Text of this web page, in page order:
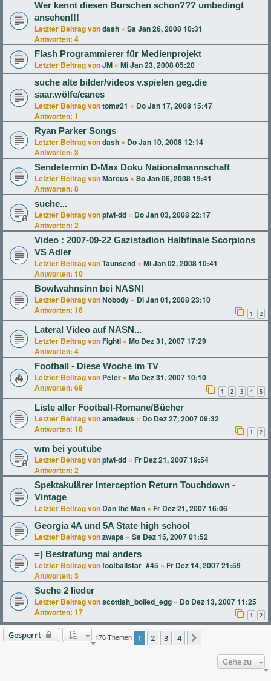
Wer kennt diesen Burschen schon??? umbedingt
ansehen!!!
Letzter Beitrag vondash « Sa Jan 26, 2008 10:31
Antworten: 4
Flash Programmierer für Medienprojekt
Letzter Beitrag vonJM « Mi Jan 23, 2008 05:20
suche alte bilder/videos v.spielen geg.die
saar.wölfe/canes
Letzter Beitrag vontom#21 « Do Jan 17, 2008 15:47
Antworten: 1
Ryan Parker Songs
Letzter Beitrag vondash « Do Jan 10, 2008 12:14
Antworten: 3
Sendetermin D-Max Doku Nationalmannschaft
Letzter Beitrag vonMarcus « So Jan 06, 2008 19:41
Antworten: 8
suche...
Letzter Beitrag vonpiwi-dd « Do Jan 03, 2008 22:17
Antworten: 2
Video : 2007-09-22 Gazistadion Halbfinale Scorpions
VS Adler
Letzter Beitrag vonTaunsend « Mi Jan 02, 2008 10:41
Antworten: 10
Bowlwahnsinn bei NASN!
Letzter Beitrag vonNobody « Di Jan 01, 2008 23:10
Antworten: 16 1 2
Lateral Video auf NASN...
Letzter Beitrag von Fighti « Mo Dez 31, 2007 17:29
Antworten: 4
Football - Diese Woche im TV
Letzter Beitrag von Peter « Mo Dez 31, 2007 10:10
Antworten: 69 1 2 3 4 5
Liste aller Football-Romane/Bücher
Letzter Beitrag vonamadeus « Do Dez 27, 2007 09:32
Antworten: 18 1 2
wm bei youtube
Letzter Beitrag vonpiwi-dd « Fr Dez 21, 2007 19:54
Antworten: 2
Spektakulärer Interception Return Touchdown -
Vintage
Letzter Beitrag von Dan the Man « Fr Dez 21, 2007 16:06
Georgia 4A und 5A State high school
Letzter Beitrag vonzwaps « Sa Dez 15, 2007 01:52
=) Bestrafung mal anders
Letzter Beitrag vonfootballstar_#45 « Fr Dez 14, 2007 21:59
Antworten: 3
Suche 2 lieder
Letzter Beitrag vonscottish_boiled_egg « Do Dez 13, 2007 11:25
Antworten: 17 1 2
Gesperrt 176 Themen 1 2 3 4
Gehe zu